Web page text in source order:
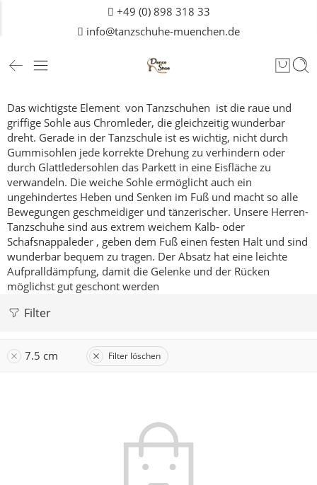
+49 (0) 898 318 33
info@tanzschuhe-muenchen.de
Das wichtigste Element von Tanzschuhen ist die raue und
griffige Sohle aus Chromleder, die gleichzeitig wunderbar
dreht. Gerade in der Tanzschule ist es wichtig, nicht durch
Gummisohlen jede korrekte Drehung zu verhindern oder
durch Glattledersohlen das Parkett in eine Eisfläche zu
verwandeln. Die weiche Sohle ermöglicht auch ein
ungehindertes Heben und Senken im Fuß und macht so alle
Bewegungen geschmeidiger und tänzerischer. Unsere Herren-
Tanzschuhe sind aus extrem weichem Kalb- oder
Schafsnappaleder , geben dem Fuß einen festen Halt und sind
wunderbar bequem zu tragen. Der Absatz hat eine leichte
Aufpralldämpfung, damit die Gelenke und der Rücken
möglichst gut geschont werden
Filter
7.5 cm Filter löschen